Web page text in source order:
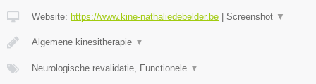
Website: https://www.kine-nathaliedebelder.be Screenshot ▼
Algemene kinesitherapie ▼
Neurologische revalidatie, Functionele ▼